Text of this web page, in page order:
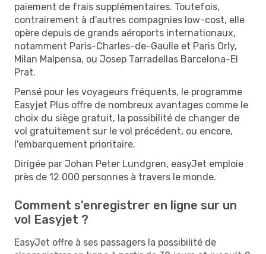
paiement de frais supplémentaires. Toutefois,
contrairement à d'autres compagnies low-cost, elle
opère depuis de grands aéroports internationaux,
notamment Paris-Charles-de-Gaulle et Paris Orly,
Milan Malpensa, ou Josep Tarradellas Barcelona-El
Prat.
Pensé pour les voyageurs fréquents, le programme
Easyjet Plus offre de nombreux avantages comme le
choix du siège gratuit, la possibilité de changer de
vol gratuitement sur le vol précédent, ou encore,
l'embarquement prioritaire.
Dirigée par Johan Peter Lundgren, easyJet emploie
près de 12 000 personnes à travers le monde.
Comment s'enregistrer en ligne sur un
vol Easyjet ?
EasyJet offre à ses passagers la possibilité de